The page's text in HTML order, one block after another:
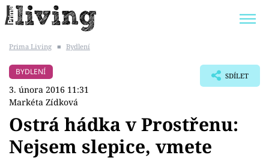
BYDLENÍ SLAVNÝCH
Témata
Prima Living ■ Bydlení
BYDLENÍ
3. února 2016 11:31
Markéta Zídková
SDÍLET
Ostrá hádka v Prostřenu:
Nejsem slepice, vmete